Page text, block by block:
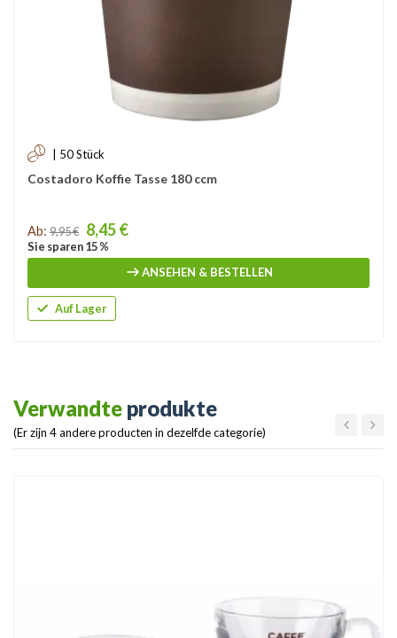
| 50 Stück
Costadoro Koffie Tasse 180 ccm
Price
Ab: 9,95 € 8,45 €
Sie sparen 15 %
ANSEHEN & BESTELLEN
Auf Lager
Verwandte produkte
(Er zijn 4 andere producten in dezelfde categorie)